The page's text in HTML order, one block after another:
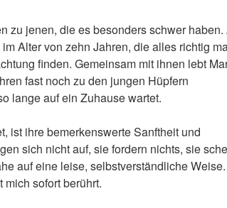
zu jenen, die es besonders schwer haben.
Alter von zehn Jahren, die alles richtig
finden. Gemeinsam mit ihnen lebt
fast noch zu den jungen Hüpfern
lange auf ein Zuhause wartet.
ist ihre bemerkenswerte Sanftheit und
sich nicht auf, sie fordern nichts, sie
auf eine leise, selbstverständliche Weise.
sofort berührt.